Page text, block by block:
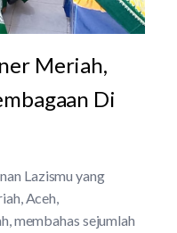
Meriah,
Di
Lazismu yang
Aceh,
membahas sejumlah